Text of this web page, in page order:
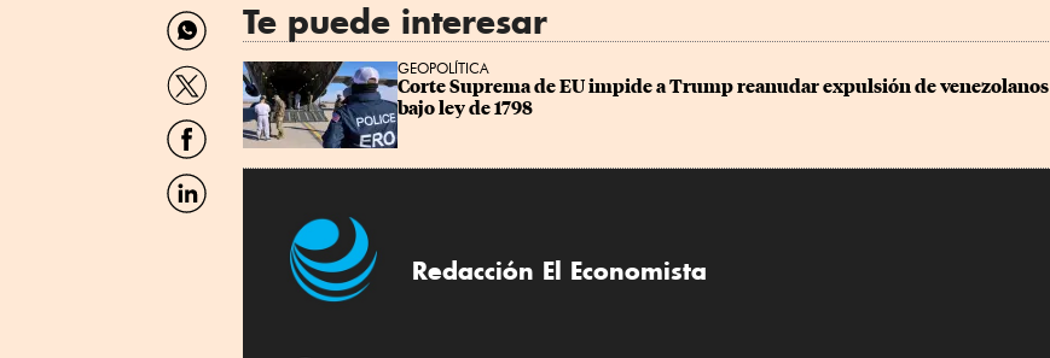
Compartir
por
WhatsApp
Compartir
por
Twitter
Compartir
por
Facebook
Compartir
por
Te puede interesar
GEOPOLÍTICA
Corte Suprema de EU impide a Trump reanudar expulsión de venezolanos
bajo ley de 1798
Redacción El Economista